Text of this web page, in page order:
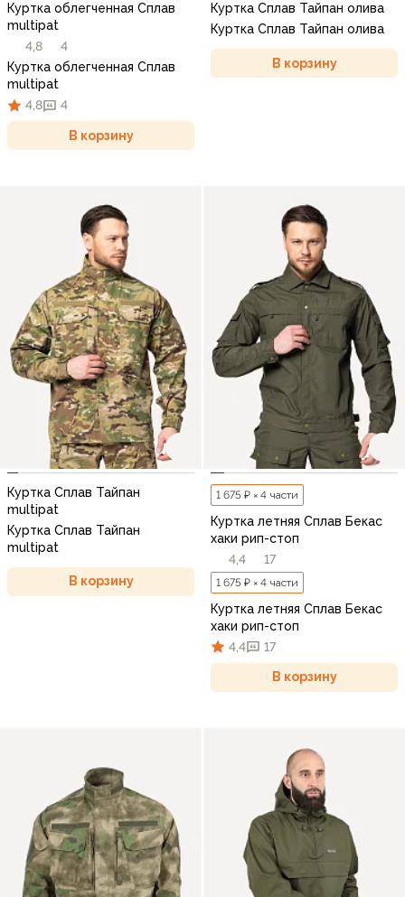
Куртка облегченная Сплав
multipat
4,8
4
Куртка облегченная Сплав
multipat
4,8
4
В корзину
Куртка Сплав Тайпан олива
Куртка Сплав Тайпан олива
В корзину
Куртка Сплав Тайпан
multipat
Куртка Сплав Тайпан
multipat
В корзину
1 675 ₽ × 4 части
Куртка летняя Сплав Бекас
хаки рип-стоп
4,4
17
1 675 ₽ × 4 части
Куртка летняя Сплав Бекас
хаки рип-стоп
4,4
17
В корзину